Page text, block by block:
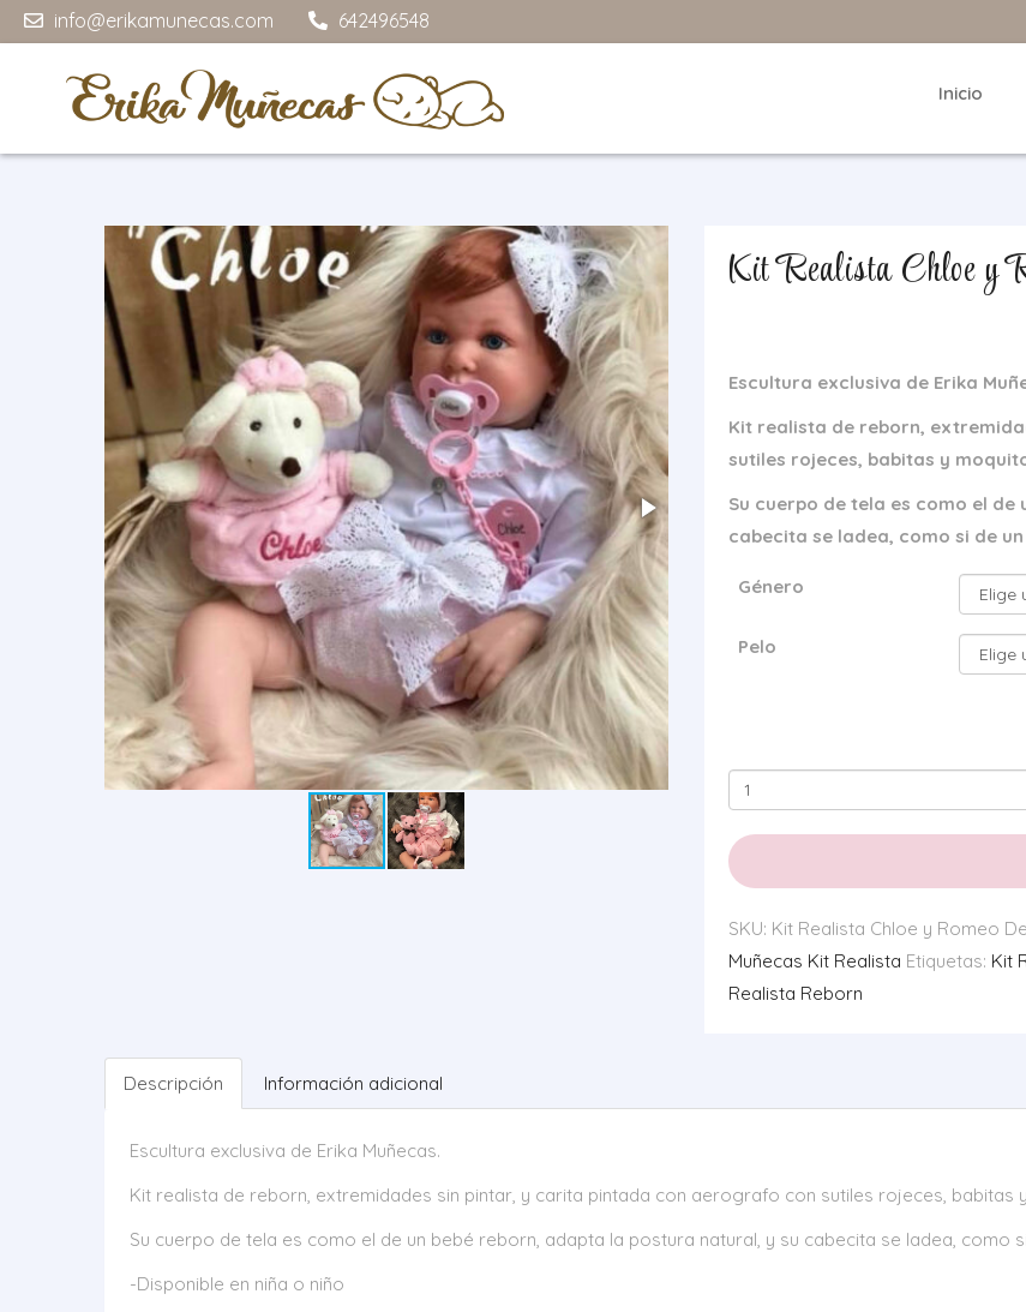
info@erikamunecas.com 642496548
Inicio
Kit Realista Chloe y
Escultura exclusiva de Erika
Kit realista de reborn,
sutiles rojeces, babitas y
Su cuerpo de tela es como el
cabecita se ladea, como si de
Género
Pelo
Kit
Realista
Chloe
y
SKU: Kit Realista Chloe y Romeo
Muñecas Kit Realista Etiquetas: Kit
Realista Reborn
Descripción Información adicional
Escultura exclusiva de Erika Muñecas.
Kit realista de reborn, extremidades sin pintar, y carita pintada con aerografo con sutiles rojeces, babitas
Su cuerpo de tela es como el de un bebé reborn, adapta la postura natural, y su cabecita se ladea, como
-Disponible en niña o niño